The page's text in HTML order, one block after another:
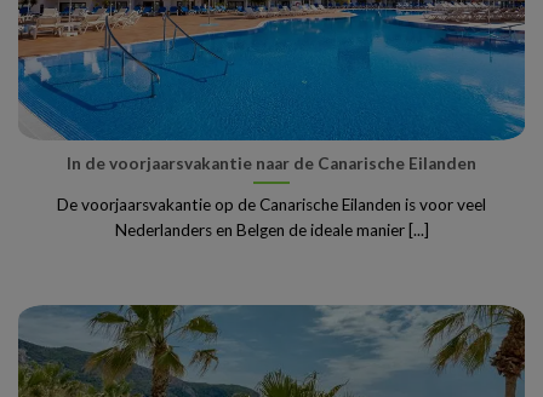
In de voorjaarsvakantie naar de Canarische Eilanden
De voorjaarsvakantie op de Canarische Eilanden is voor veel
Nederlanders en Belgen de ideale manier [...]